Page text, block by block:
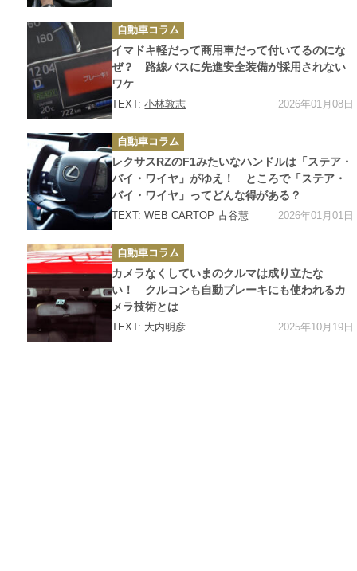
カ
テ
ゴ
リ
ー
自動車コラム
イマドキ軽だって商用車だって付いてるのにな
ぜ？ 路線バスに先進安全装備が採用されない
ワケ
TEXT:小林敦志 2026年01月08日
カ
テ
ゴ
リ
ー
自動車コラム
レクサスRZのF1みたいなハンドルは「ステア・
バイ・ワイヤ」がゆえ！ ところで「ステア・
バイ・ワイヤ」ってどんな得がある？
TEXT: WEB CARTOP 古谷慧 2026年01月01日
カ
テ
ゴ
リ
ー
自動車コラム
カメラなくしていまのクルマは成り立たな
い！ クルコンも自動ブレーキにも使われるカ
メラ技術とは
TEXT: 大内明彦 2025年10月19日